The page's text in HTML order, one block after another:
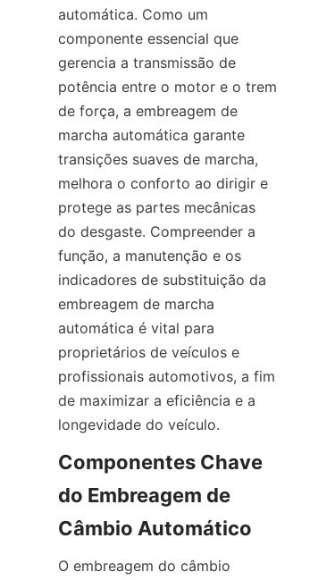
automática. Como um
componente essencial que
gerencia a transmissão de
potência entre o motor e o trem
de força, a embreagem de
marcha automática garante
transições suaves de marcha,
melhora o conforto ao dirigir e
protege as partes mecânicas
do desgaste. Compreender a
função, a manutenção e os
indicadores de substituição da
embreagem de marcha
automática é vital para
proprietários de veículos e
profissionais automotivos, a fim
de maximizar a eficiência e a
longevidade do veículo.
Componentes Chave
do Embreagem de
Câmbio Automático
O embreagem do câmbio